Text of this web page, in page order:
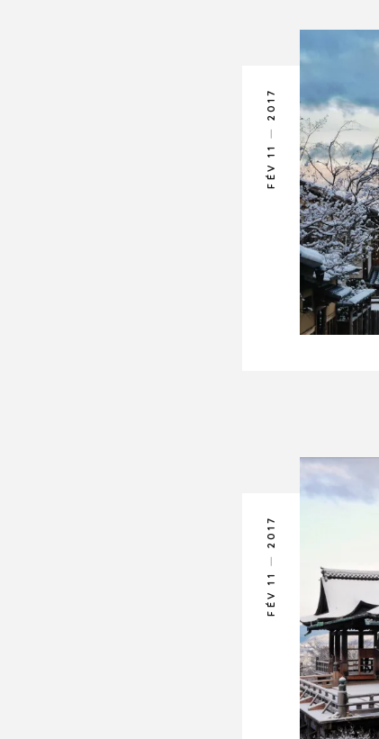
FÉV 11
2017
FÉV 11
2017